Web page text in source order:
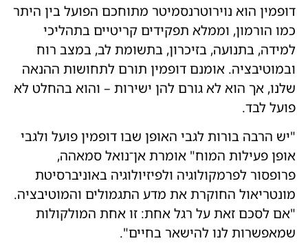
דופמין הוא נוירוטרנסמיטר מתוחכם הפועל בין היתר
כמו הורמון, וממלא תפקידים קריטיים בתהליכי
למידה, בתנועה, בזיכרון, בתשומת לב, במצב רוח
ובמוטיבציה. אומנם דופמין תורם לתחושות ההנאה
שלנו, אך הוא לא גורם להן ישירות – והוא בהחלט לא
פועל לבד.
"יש הרבה בורות לגבי האופן שבו דופמין פועל ולגבי
אופן פעילות המוח" אומרת אן־נואל סמאהה,
פרופסור לפרמקולוגיה ולפיזיולוגיה באוניברסיטת
מונטריאול החוקרת את מדע התגמולים והמוטיבציה.
"אם לסכם זאת על רגל אחת: זו אחת המולקולות
שמאפשרות לנו להישאר בחיים".